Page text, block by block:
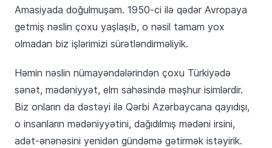
Amasiyada doğulmuşam. 1950-ci ilə qədər Avropaya
getmiş nəslin çoxu yaşlaşıb, o nəsil tamam yox
olmadan biz işlərimizi sürətləndirməliyik.
Həmin nəslin nümayəndələrindən çoxu Türkiyədə
sənət, mədəniyyət, elm sahəsində məşhur isimlərdir.
Biz onların da dəstəyi ilə Qərbi Azərbaycana qayıdışı,
o insanların mədəniyyətini, dağıdılmış mədəni irsini,
adət-ənənəsini yenidən gündəmə gətirmək istəyirik.